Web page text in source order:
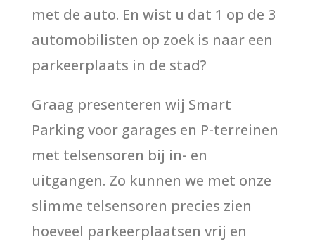
met de auto. En wist u dat 1 op de 3
automobilisten op zoek is naar een
parkeerplaats in de stad?
Graag presenteren wij Smart
Parking voor garages en P-terreinen
met telsensoren bij in- en
uitgangen. Zo kunnen we met onze
slimme telsensoren precies zien
hoeveel parkeerplaatsen vrij en